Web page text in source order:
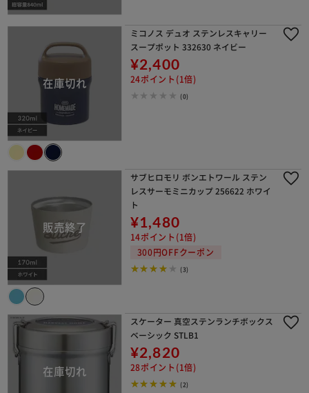
ミコノス デュオ ステンレスキャリー
スープポット 332630 ネイビー
¥2,400
24ポイント(1倍)
(0)
サブヒロモリ ボンエトワール ステン
レスサーモミニカップ 256622 ホワイ
ト
¥1,480
14ポイント(1倍)
300円OFFクーポン
(3)
スケーター 真空ステンランチボックス
ベーシック STLB1
¥2,820
28ポイント(1倍)
(2)